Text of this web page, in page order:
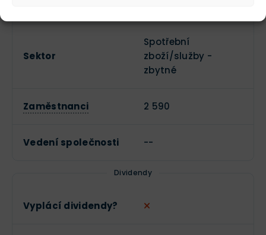
Sektor
Spotřební
zboží/služby -
zbytné
Zaměstnanci 2 590
Vedení společnosti --
Dividendy
Vyplácí dividendy?